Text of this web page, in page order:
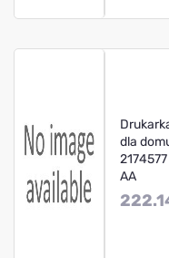
dla
AA